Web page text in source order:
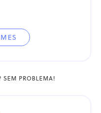
PROBLEMA!